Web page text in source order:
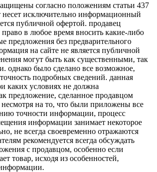
согласно положениям статьи 437
несет исключительно информационный
публичной офертой. продавец
право в любое время вносить какие-либо
предложения без предварительного
на сайте не является публичной
могут быть как существенными, так
однако было сделано все возможное,
подробных сведений. данная
каких условиях не должна
предложение, сделанное продавцом
на то, что были приложены все
точности информации, процесс
информации занимает некоторое
не всегда своевременно отражаются
рекомендуется всегда обсуждать
с продавцом, особенно если
товар, исходя из особенностей,